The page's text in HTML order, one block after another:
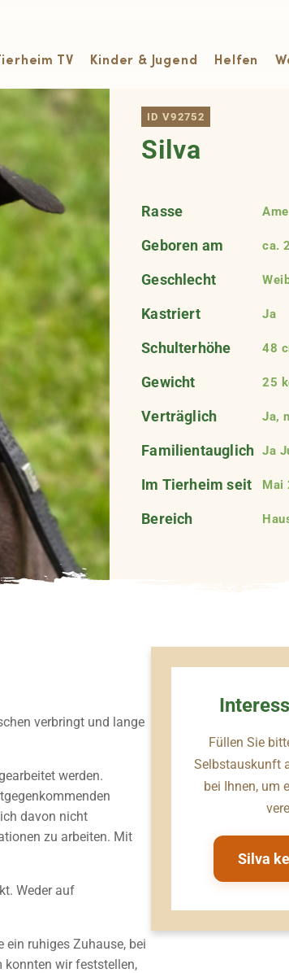
TV Kinder & Jugend Helfen
ID V92752
Silva
Rasse
Geboren am ca.
Geschlecht
Kastriert Ja
Schulterhöhe 48
Gewicht 25
Verträglich Ja,
Familientauglich Ja
Im Tierheim seit Mai
Bereich
verbringt und lange
werden.
davon nicht
zu arbeiten. Mit
Weder auf
ruhiges Zuhause, bei
konnten wir feststellen,
Füllen Sie
Selbstauskunft
bei Ihnen, um
Silva